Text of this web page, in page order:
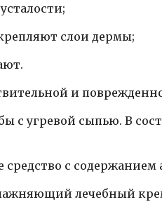
слои дермы;
и
с угревой сыпью. В
с
лечебный